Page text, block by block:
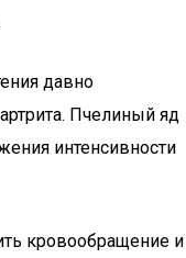
давно
Пчелиный яд
интенсивности
кровообращение и